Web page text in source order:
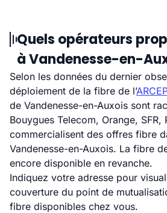
Quels opérateurs
à Vandenesse-en-
Selon les données du dernier
déploiement de la fibre de l’ARCEP
de Vandenesse-en-Auxois sont
Bouygues Telecom, Orange, SFR,
commercialisent des offres fibre
Vandenesse-en-Auxois. La fibre
encore disponible en revanche.
Indiquez votre adresse pour
couverture du point de
fibre disponibles chez vous.